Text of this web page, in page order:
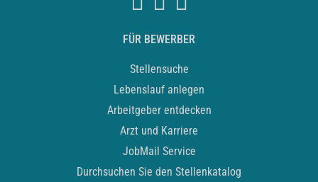
FÜR BEWERBER
Stellensuche
Lebenslauf anlegen
Arbeitgeber entdecken
Arzt und Karriere
JobMail Service
Durchsuchen Sie den Stellenkatalog